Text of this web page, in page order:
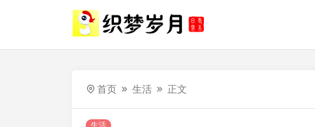
首页 生活 正文
生活